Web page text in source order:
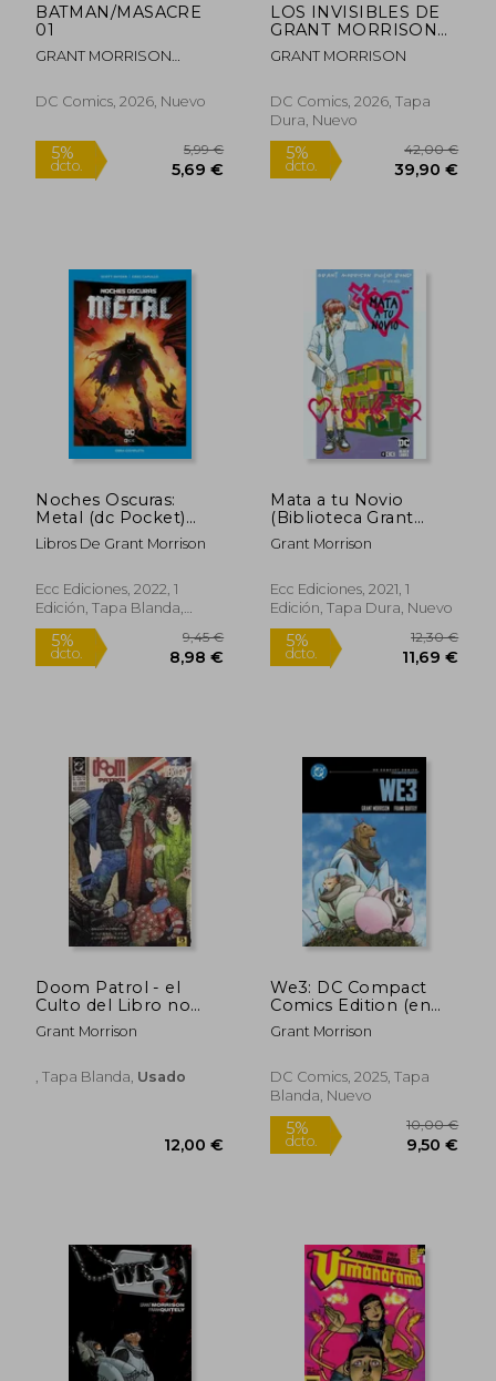
5%
dcto.
5%
dcto.
BATMAN/MASACRE
01
GRANT MORRISON
DC Comics, 2026, Nuevo
5%
dcto. 5,69 €
LOS INVISIBLES DE
GRANT MORRISON
02
GRANT MORRISON
DC Comics, 2026, Tapa
Dura, Nuevo
5%
dcto.
Rápido
Noches Oscuras:
Metal (dc Pocket)
(Segunda Edición)
Libros De Grant Morrison
Ecc Ediciones, 2022, 1
Edición, Tapa Blanda,
Nuevo
Mata a tu Novio
(Biblioteca Grant
Morrison)
Grant Morrison
Ecc Ediciones, 2021, 1
Edición, Tapa Dura, Nuevo
Doom Patrol - el
Culto del Libro no
Escrito #1 - Comic in
Spanish
Grant Morrison
, Tapa Blanda, Usado
We3: DC Compact
Comics Edition (en
Inglés)
Grant Morrison
DC Comics, 2025, Tapa
Blanda, Nuevo